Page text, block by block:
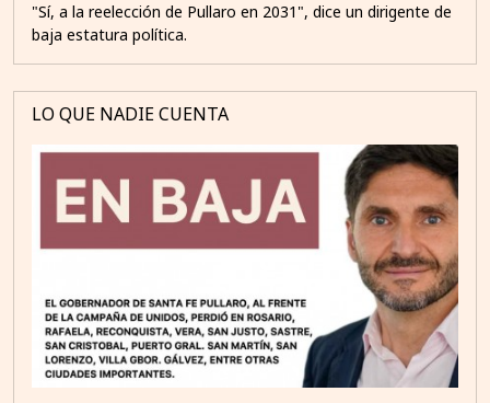
"Sí, a la reelección de Pullaro en 2031", dice un dirigente de
baja estatura política.
LO QUE NADIE CUENTA